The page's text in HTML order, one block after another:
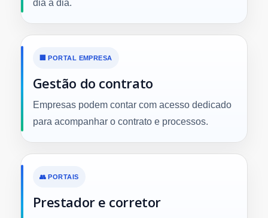
dia a dia.
🏢 PORTAL EMPRESA
Gestão do contrato
Empresas podem contar com acesso dedicado
para acompanhar o contrato e processos.
👥 PORTAIS
Prestador e corretor